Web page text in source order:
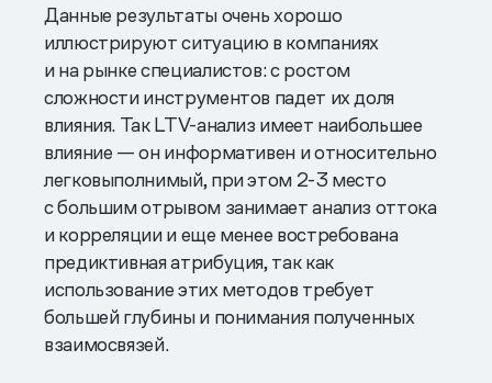
Данные результаты очень хорошо
иллюстрируют ситуацию в компаниях
и на рынке специалистов: с ростом
сложности инструментов падет их доля
влияния. Так LTV-анализ имеет наибольшее
влияние — он информативен и относительно
легковыполнимый, при этом 2-3 место
с большим отрывом занимает анализ оттока
и корреляции и еще менее востребована
предиктивная атрибуция, так как
использование этих методов требует
большей глубины и понимания полученных
взаимосвязей.